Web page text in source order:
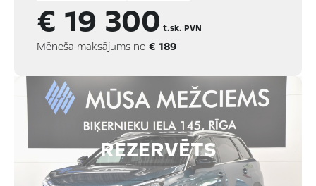
€ 19 300t.sk. PVN
Mēneša maksājums no € 189
REZERVĒTS